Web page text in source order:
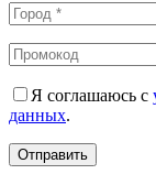
Я соглашаюсь с
данных.